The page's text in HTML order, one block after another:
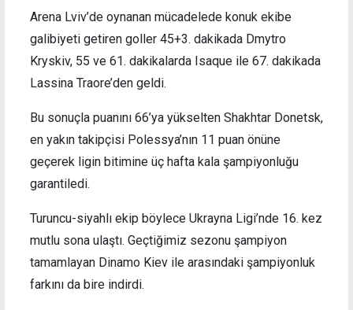
Arena Lviv’de oynanan mücadelede konuk ekibe
galibiyeti getiren goller 45+3. dakikada Dmytro
Kryskiv, 55 ve 61. dakikalarda Isaque ile 67. dakikada
Lassina Traore’den geldi.
Bu sonuçla puanını 66’ya yükselten Shakhtar Donetsk,
en yakın takipçisi Polessya’nın 11 puan önüne
geçerek ligin bitimine üç hafta kala şampiyonluğu
garantiledi.
Turuncu-siyahlı ekip böylece Ukrayna Ligi’nde 16. kez
mutlu sona ulaştı. Geçtiğimiz sezonu şampiyon
tamamlayan Dinamo Kiev ile arasındaki şampiyonluk
farkını da bire indirdi.